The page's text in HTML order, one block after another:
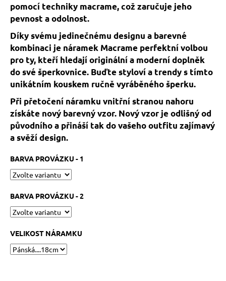
pomocí techniky macrame, což zaručuje jeho
pevnost a odolnost.
Díky svému jedinečnému designu a barevné
kombinaci je náramek Macrame perfektní volbou
pro ty, kteří hledají originální a moderní doplněk
do své šperkovnice. Buďte styloví a trendy s tímto
unikátním kouskem ručně vyráběného šperku.
Při přetočení náramku vnitřní stranou nahoru
získáte nový barevný vzor. Nový vzor je odlišný od
původního a přináší tak do vašeho outfitu zajímavý
a svěží design.
BARVA PROVÁZKU - 1
BARVA PROVÁZKU - 2
VELIKOST NÁRAMKU
D
o
p
o
r
u
č
u
j
e
m
e
KABBALAH
FIVE
119
Kč
Původně:
Kč